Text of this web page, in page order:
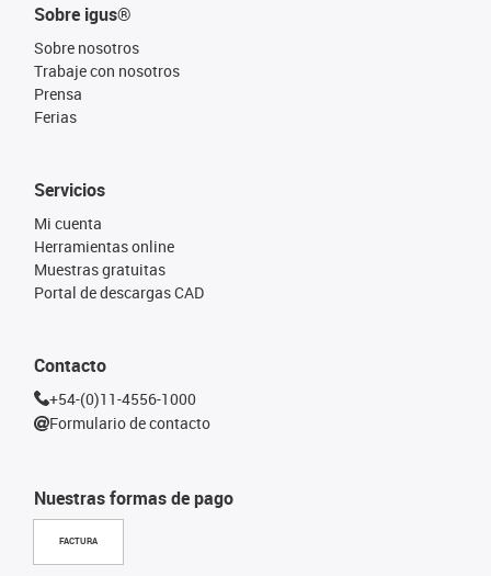
Sobre igus®
Sobre nosotros
Trabaje con nosotros
Prensa
Ferias
Nuestras formas de pago
FACTURA
Servicios
Mi cuenta
Herramientas online
Muestras gratuitas
Portal de descargas CAD
Contacto
+54-(0)11-4556-1000
Formulario de contacto